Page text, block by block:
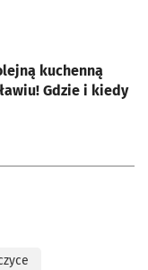
kuchenną
Gdzie i kiedy